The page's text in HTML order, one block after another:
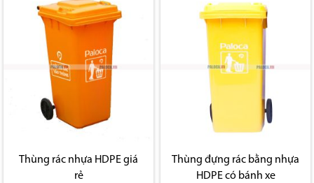
Thùng rác nhựa HDPE giá
rẻ
Thùng đựng rác bằng nhựa
HDPE có bánh xe